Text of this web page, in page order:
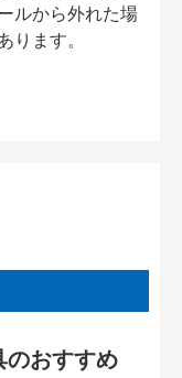
ルから外れた場
ります。
のおすすめ